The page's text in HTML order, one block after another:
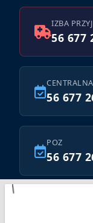
IZBA
56 677
56 677
POZ
56 677